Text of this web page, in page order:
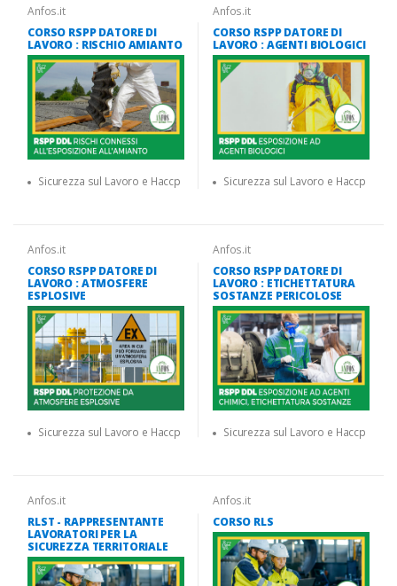
Anfos.it
CORSO RSPP DATORE DI
LAVORO : RISCHIO AMIANTO
Sicurezza sul Lavoro e Haccp
Anfos.it
CORSO RSPP DATORE DI
LAVORO : AGENTI BIOLOGICI
Sicurezza sul Lavoro e Haccp
Anfos.it
CORSO RSPP DATORE DI
LAVORO : ATMOSFERE
ESPLOSIVE
Sicurezza sul Lavoro e Haccp
Anfos.it
CORSO RSPP DATORE DI
LAVORO : ETICHETTATURA
SOSTANZE PERICOLOSE
Sicurezza sul Lavoro e Haccp
Anfos.it
RLST - RAPPRESENTANTE
LAVORATORI PER LA
SICUREZZA TERRITORIALE
Anfos.it
CORSO RLS